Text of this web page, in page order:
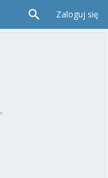
Zaloguj się